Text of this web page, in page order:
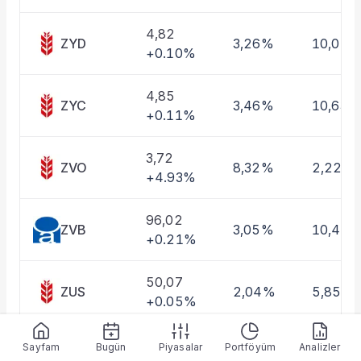
Fiyat Endeks Değişimi
ZYD
4,82
+0.10%
3,26% 10,01%
ZYC
4,85
+0.11%
3,46% 10,63%
ZVO
3,72
+4.93%
8,32% 2,22%
ZVB
96,02
+0.21%
3,05% 10,46%
ZUS
50,07
+0.05%
2,04% 5,85%
5,08
3,00% 8,93%
Sayfam Bugün Piyasalar Portföyüm Analizler